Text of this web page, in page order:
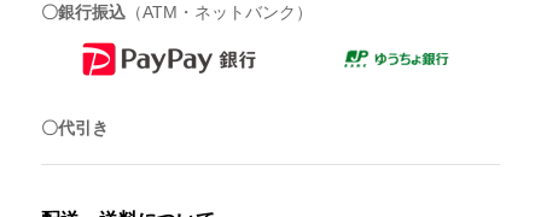
〇銀行振込 （ATM・ネットバンク）
〇代引き